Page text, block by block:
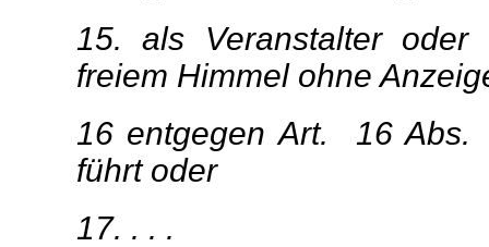
15. als Veranstalter
freiem Himmel ohne
16 entgegen Art. 16
führt oder
17. . . .